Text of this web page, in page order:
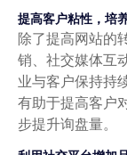
提高客户粘性，培
除了提高网站的
销、社交媒体互
业与客户保持持
有助于提高客户
步提升询盘量。